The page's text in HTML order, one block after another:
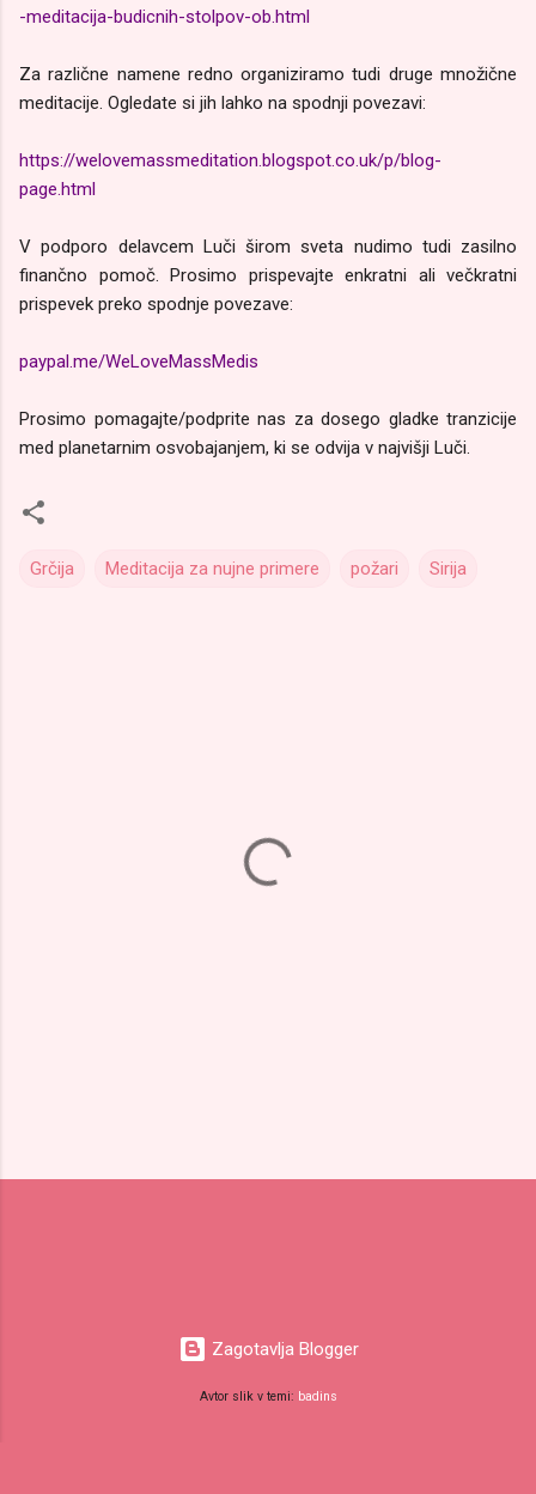
-meditacija-budicnih-stolpov-ob.html
Za različne namene redno organiziramo tudi druge množične
meditacije. Ogledate si jih lahko na spodnji povezavi:
https://welovemassmeditation.blogspot.co.uk/p/blog-
page.html
V podporo delavcem Luči širom sveta nudimo tudi zasilno
finančno pomoč. Prosimo prispevajte enkratni ali večkratni
prispevek preko spodnje povezave:
paypal.me/WeLoveMassMedis
Prosimo pomagajte/podprite nas za dosego gladke tranzicije
med planetarnim osvobajanjem, ki se odvija v najvišji Luči.
Grčija Meditacija za nujne primere požari Sirija
Zagotavlja Blogger
Avtor slik v temi: badins